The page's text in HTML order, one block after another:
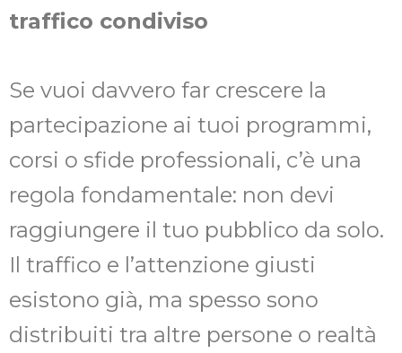
traffico condiviso
Se vuoi davvero far crescere la
partecipazione ai tuoi programmi,
corsi o sfide professionali, c’è una
regola fondamentale: non devi
raggiungere il tuo pubblico da solo.
Il traffico e l’attenzione giusti
esistono già, ma spesso sono
distribuiti tra altre persone o realtà